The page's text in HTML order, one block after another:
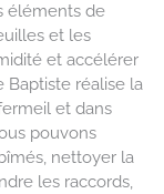
éléments de
et les
et accélérer
Baptiste réalise la
et dans
pouvons
nettoyer la
les raccords,